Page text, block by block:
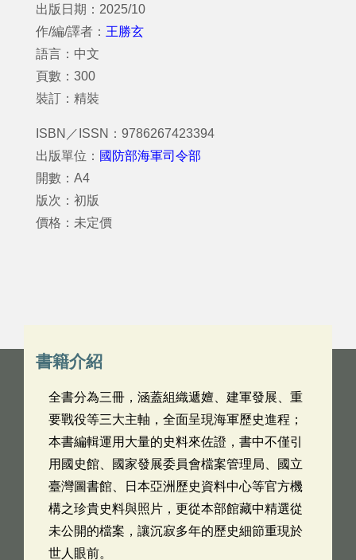
出版日期：2025/10
作/編/譯者： 王勝玄
語言：中文
頁數：300
裝訂：精裝
ISBN／ISSN：9786267423394
出版單位： 國防部海軍司令部
開數：A4
版次：初版
價格：未定價
書籍介紹
全書分為三冊，涵蓋組織遞嬗、建軍發展、重
要戰役等三大主軸，全面呈現海軍歷史進程；
本書編輯運用大量的史料來佐證，書中不僅引
用國史館、國家發展委員會檔案管理局、國立
臺灣圖書館、日本亞洲歷史資料中心等官方機
構之珍貴史料與照片，更從本部館藏中精選從
未公開的檔案，讓沉寂多年的歷史細節重現於
世人眼前。